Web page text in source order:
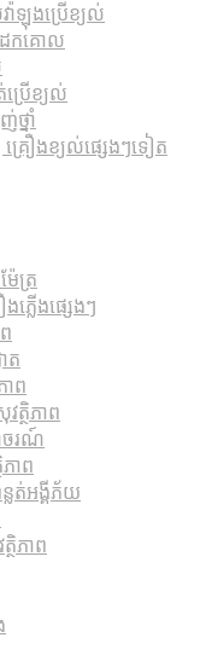
ាឡុងប្រើខ្យល់
ែកគោល
រើខ្យល់
ថ្នាំ
គ្រឿងខ្យល់ផ្សេងៗទៀត
ែត្រ
ភ្លើងផ្សេងៗ
ត
ាព
ត្ថិភាព
ាចរណ៍
ភាព
លត់អង្គីភ័យ
ថិភាព